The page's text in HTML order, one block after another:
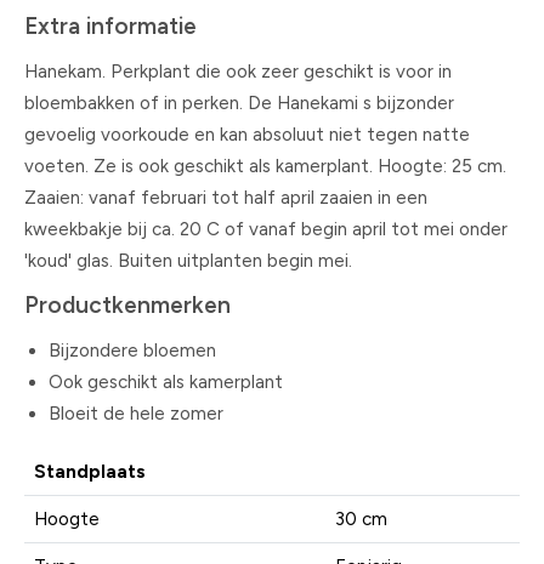
Extra informatie
Hanekam. Perkplant die ook zeer geschikt is voor in
bloembakken of in perken. De Hanekami s bijzonder
gevoelig voorkoude en kan absoluut niet tegen natte
voeten. Ze is ook geschikt als kamerplant. Hoogte: 25 cm.
Zaaien: vanaf februari tot half april zaaien in een
kweekbakje bij ca. 20 C of vanaf begin april tot mei onder
'koud' glas. Buiten uitplanten begin mei.
Productkenmerken
Bijzondere bloemen
Ook geschikt als kamerplant
Bloeit de hele zomer
Standplaats
Hoogte 30 cm